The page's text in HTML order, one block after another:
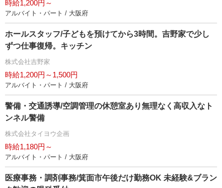
時給1,200円～
アルバイト・パート / 大阪府
ホールスタッフ/子どもを預けてから3時間。吉野家で少し
ずつ仕事復帰。キッチン
株式会社吉野家
時給1,200円～1,500円
アルバイト・パート / 大阪府
警備・交通誘導/空調管理の休憩室あり無理なく高収入なト
ンネル警備
株式会社タイヨウ企画
時給1,180円～
アルバイト・パート / 大阪府
医療事務・調剤事務/箕面市午後だけ勤務OK 未経験&ブラン